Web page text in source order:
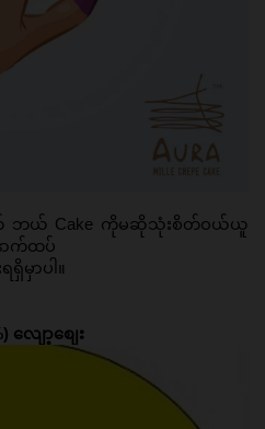
ဘယ် Cake ကိုမဆိုသုံးစိတ်ဝယ်ယူ
ာက်ထပ်
ရှိမှာပါ။
လျော့စျေး